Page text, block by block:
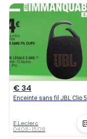
€ 34
Enceinte sans fil JBL Clip 5
E.Leclerc
04.08-15.08